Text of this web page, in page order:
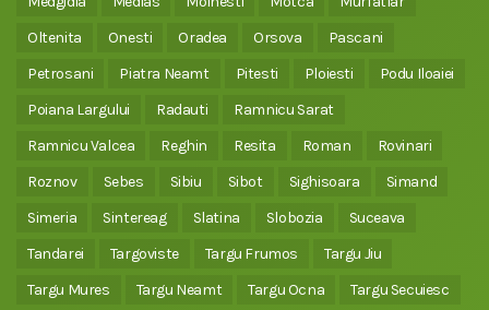
Oltenita
Onesti Oradea Orsova
Pascani
Petrosani
Piatra Neamt Pitesti Ploiesti
Podu Iloaiei
Poiana Largului
Radauti
Ramnicu Sarat
Ramnicu Valcea
Reghin Resita Roman
Rovinari
Roznov
Sebes Sibiu Sibot Sighisoara
Simand
Simeria
Sintereag Slatina Slobozia
Suceava
Tandarei
Targoviste Targu Frumos
Targu Jiu
Targu Mures
Targu Neamt Targu Ocna
Targu Secuiesc